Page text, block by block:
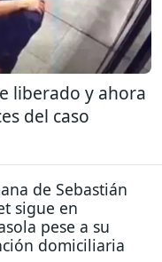
liberado y ahora
del caso
de Sebastián
sigue en
pese a su
domiciliaria